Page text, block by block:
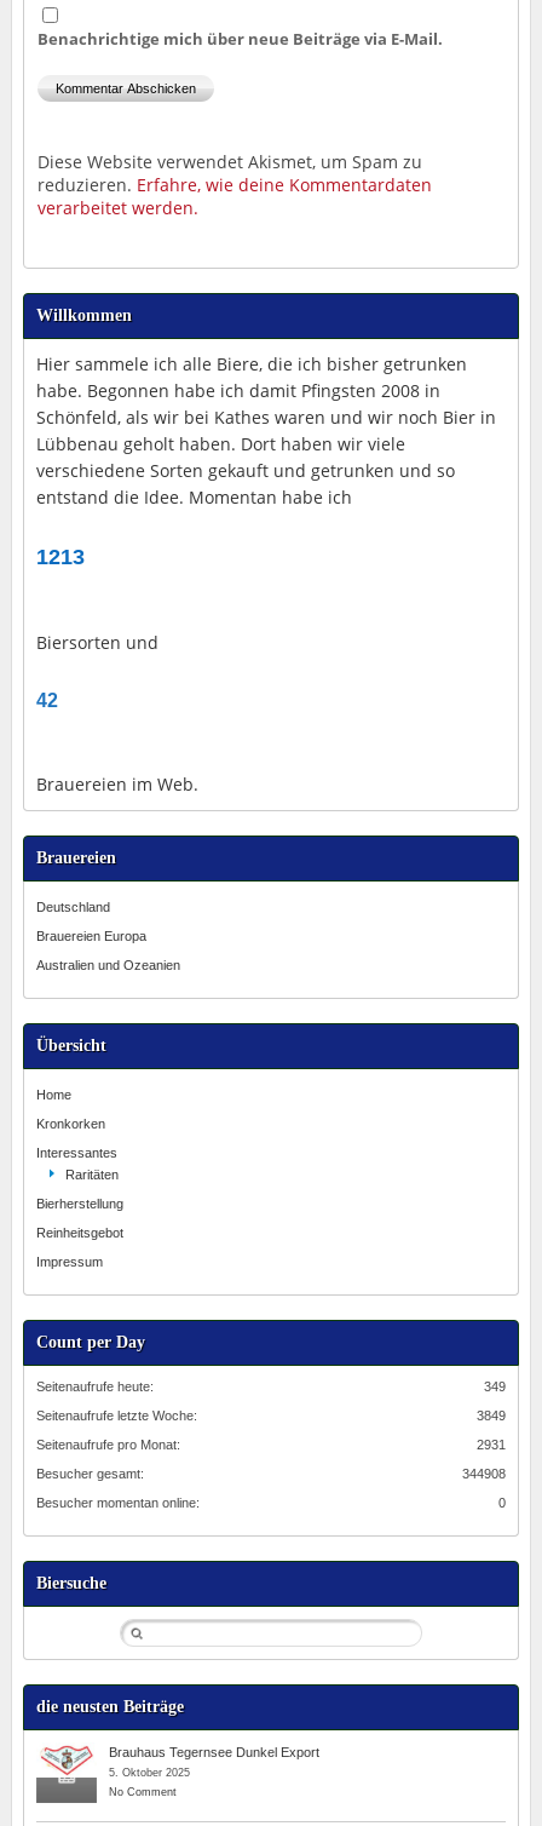
Benachrichtige mich über neue Beiträge via E-Mail.
Diese Website verwendet Akismet, um Spam zu
reduzieren. Erfahre, wie deine Kommentardaten
verarbeitet werden.
Willkommen
Hier sammele ich alle Biere, die ich bisher getrunken
habe. Begonnen habe ich damit Pfingsten 2008 in
Schönfeld, als wir bei Kathes waren und wir noch Bier in
Lübbenau geholt haben. Dort haben wir viele
verschiedene Sorten gekauft und getrunken und so
entstand die Idee. Momentan habe ich
1213
Biersorten und
42
Brauereien im Web.
Brauereien
Deutschland
Brauereien Europa
Australien und Ozeanien
Übersicht
Home
Kronkorken
Interessantes
Raritäten
Bierherstellung
Reinheitsgebot
Impressum
Count per Day
349
Seitenaufrufe heute:
3849
Seitenaufrufe letzte Woche:
2931
Seitenaufrufe pro Monat:
344908
Besucher gesamt:
0
Besucher momentan online:
Biersuche
die neusten Beiträge
Brauhaus Tegernsee Dunkel Export
5. Oktober 2025
No Comment